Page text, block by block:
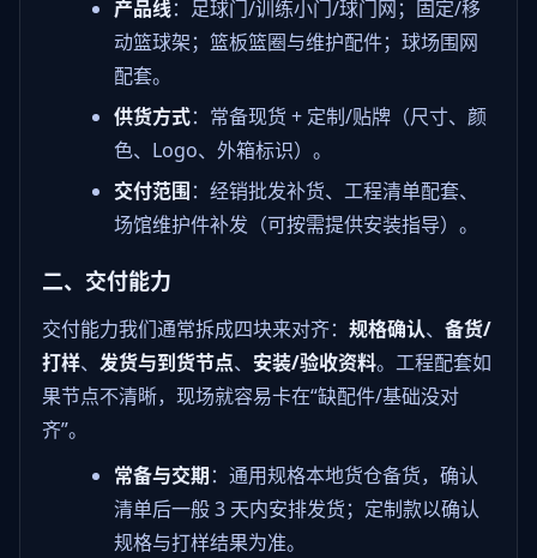
产品线：足球门/训练小门/球门网；固定/移
动篮球架；篮板篮圈与维护配件；球场围网
配套。
供货方式：常备现货 + 定制/贴牌（尺寸、颜
色、Logo、外箱标识）。
交付范围：经销批发补货、工程清单配套、
场馆维护件补发（可按需提供安装指导）。
二、交付能力
交付能力我们通常拆成四块来对齐： 规格确认、 备货/
打样、 发货与到货节点、 安装/验收资料。工程配套如
果节点不清晰，现场就容易卡在“缺配件/基础没对
齐”。
常备与交期：通用规格本地货仓备货，确认
清单后一般 3 天内安排发货；定制款以确认
规格与打样结果为准。